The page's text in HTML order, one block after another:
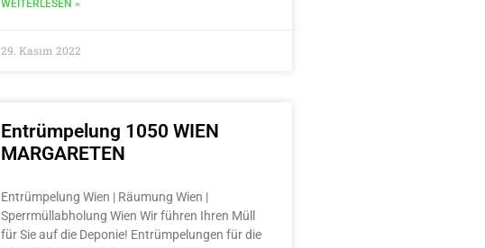
WEITERLESEN »
29. Kasım 2022
Entrümpelung 1050 WIEN
MARGARETEN
Entrümpelung Wien | Räumung Wien |
Sperrmüllabholung Wien Wir führen Ihren Müll
für Sie auf die Deponie! Entrümpelungen für die